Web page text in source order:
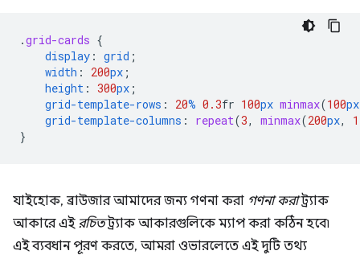
.grid-cards {
display : grid ;
width : 200px ;
height : 300px ;
grid-template-rows : 20% 0.3fr 100px minmax(100px
grid-template-columns : repeat(3, minmax(200px, 1
}
যাইহোক, ব্রাউজার আমাদের জন্য গণনা করা গণনা করাট্র্যাক
আকারে এই রচিতট্র্যাক আকারগুলিকে ম্যাপ করা কঠিন হবে৷
এই ব্যবধান পূরণ করতে, আমরা ওভারলেতে এই দুটি তথ্য